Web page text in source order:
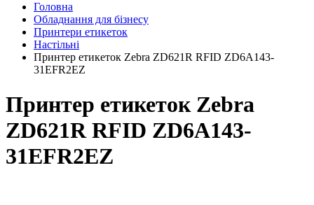
Головна
Обладнання для бізнесу
Принтери етикеток
Настільні
Принтер етикеток Zebra ZD621R RFID ZD6A143-
31EFR2EZ
Принтер етикеток Zebra
ZD621R RFID ZD6A143-
31EFR2EZ